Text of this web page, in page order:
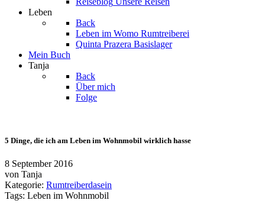
Leben
Back
Leben im Womo Rumtreiberei
Quinta Prazera Basislager
Mein Buch
Tanja
Back
Über mich
Folge
5 Dinge, die ich am Leben im Wohnmobil wirklich hasse
8 September 2016
von Tanja
Kategorie: Rumtreiberdasein
Tags: Leben im Wohnmobil